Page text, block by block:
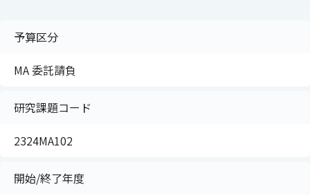
予算区分
MA 委託請負
研究課題コード
2324MA102
開始/終了年度